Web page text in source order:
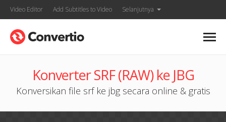
Video Editor Add Subtitles to Video Selanjutnya
Konverter SRF (RAW) ke JBG
Konversikan file srf ke jbg secara online & gratis